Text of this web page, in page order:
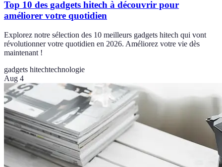
Top 10 des gadgets hitech à découvrir pour
améliorer votre quotidien
Explorez notre sélection des 10 meilleurs gadgets hitech qui vont
révolutionner votre quotidien en 2026. Améliorez votre vie dès
maintenant !
gadgets hitechtechnologie
Aug 4